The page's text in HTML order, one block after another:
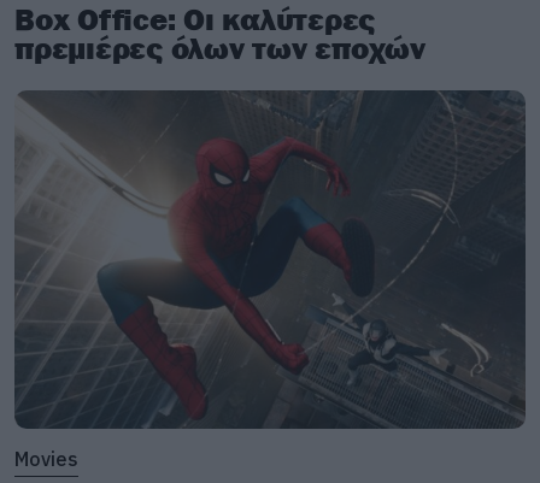
Box Office: Οι καλύτερες
πρεμιέρες όλων των εποχών
Movies